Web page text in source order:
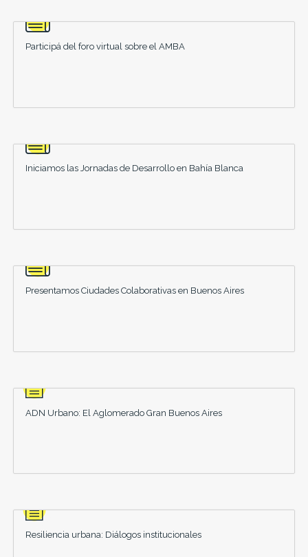
Participá del foro virtual sobre el AMBA
Iniciamos las Jornadas de Desarrollo en Bahía Blanca
Presentamos Ciudades Colaborativas en Buenos Aires
ADN Urbano: El Aglomerado Gran Buenos Aires
Resiliencia urbana: Diálogos institucionales